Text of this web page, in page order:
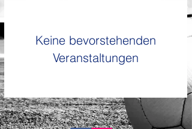
Keine bevorstehenden
Veranstaltungen